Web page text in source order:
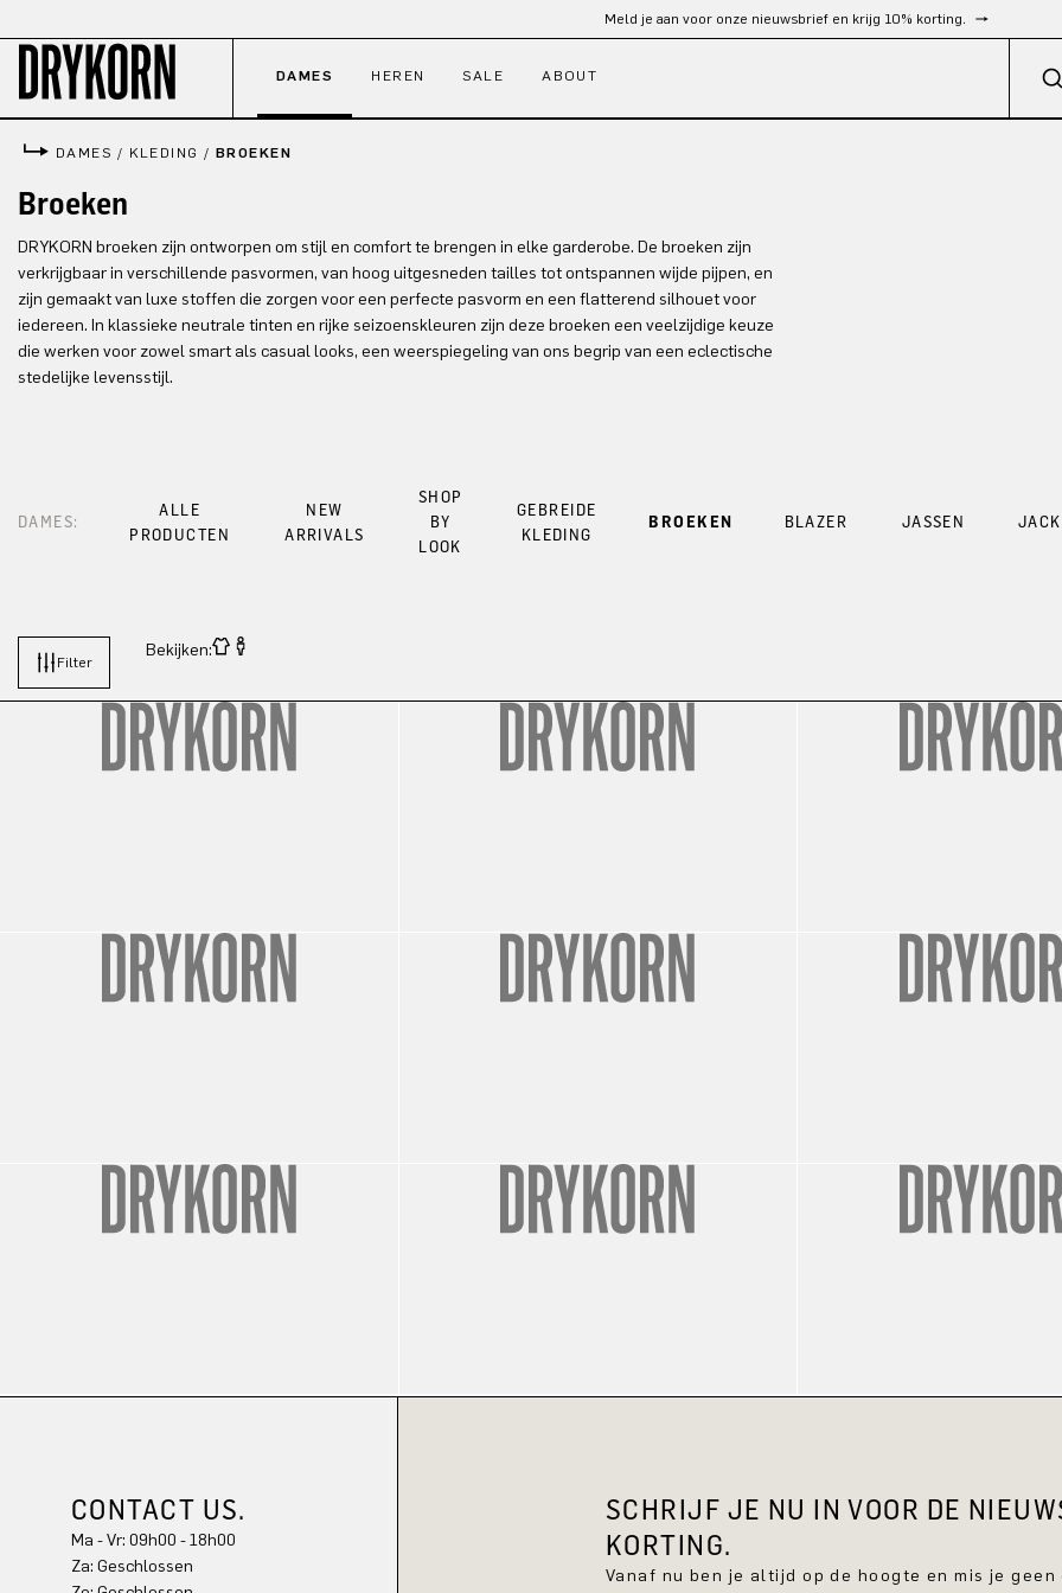
Meld je aan voor onze nieuwsbrief en krijg 10% korting.
DAMES HEREN SALE ABOUT
DAMES / KLEDING / BROEKEN
Broeken
DRYKORN broeken zijn ontworpen om stijl en comfort te brengen in elke garderobe. De broeken zijn
verkrijgbaar in verschillende pasvormen, van hoog uitgesneden tailles tot ontspannen wijde pijpen, en
zijn gemaakt van luxe stoffen die zorgen voor een perfecte pasvorm en een flatterend silhouet voor
iedereen. In klassieke neutrale tinten en rijke seizoenskleuren zijn deze broeken een veelzijdige keuze
die werken voor zowel smart als casual looks, een weerspiegeling van ons begrip van een eclectische
stedelijke levensstijl.
DAMES:
ALLE
PRODUCTEN
NEW
ARRIVALS
SHOP
BY
LOOK
GEBREIDE
KLEDING
BROEKEN BLAZER JASSEN
Filter
Bekijken:
CONTACT US.
Ma - Vr: 09h00 - 18h00
Za: Geschlossen
SCHRIJF JE NU IN VOOR DE
KORTING.
Vanaf nu ben je altijd op de hoogte en mis je